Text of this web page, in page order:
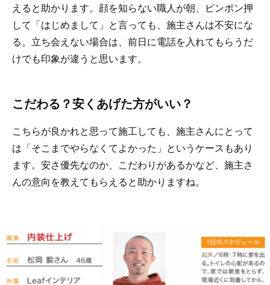
えると助かります。顔を知らない職人が朝、ピンポン押
して「はじめまして」と言っても、施主さんは不安にな
る。立ち会えない場合は、前日に電話を入れてもらうだ
けでも印象が違うと思います。
こだわる？安くあげた方がいい？
こちらが良かれと思って施工しても、施主さんにとって
は「そこまでやらなくてよかった」というケースもあり
ます。安さ優先なのか、こだわりがあるかなど、施主さ
んの意向を教えてもらえると助かりますね。